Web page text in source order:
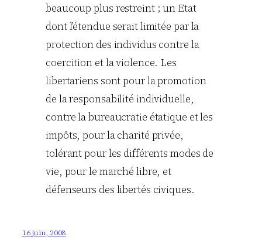
beaucoup plus restreint ; un Etat
dont l’étendue serait limitée par la
protection des individus contre la
coercition et la violence. Les
libertariens sont pour la promotion
de la responsabilité individuelle,
contre la bureaucratie étatique et les
impôts, pour la charité privée,
tolérant pour les différents modes de
vie, pour le marché libre, et
défenseurs des libertés civiques.
16 juin, 2008